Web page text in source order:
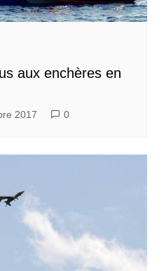
aux enchères en
2017 0